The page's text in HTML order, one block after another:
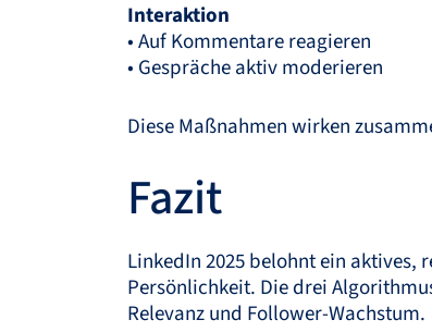
Interaktion
• Auf Kommentare reagieren
• Gespräche aktiv moderieren
Diese Maßnahmen wirken
Fazit
LinkedIn 2025 belohnt ein aktives,
Persönlichkeit. Die drei
Relevanz und Follower-Wachstum.